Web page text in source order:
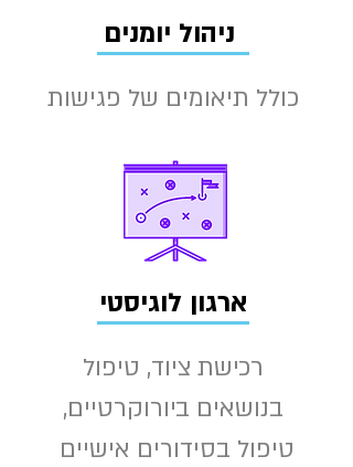
כולל תיאומים של פגישות
ארגון לוגיסטי
רכישת ציוד, טיפול
בנושאים ביורוקרטיים,
טיפול בסידורים אישיים